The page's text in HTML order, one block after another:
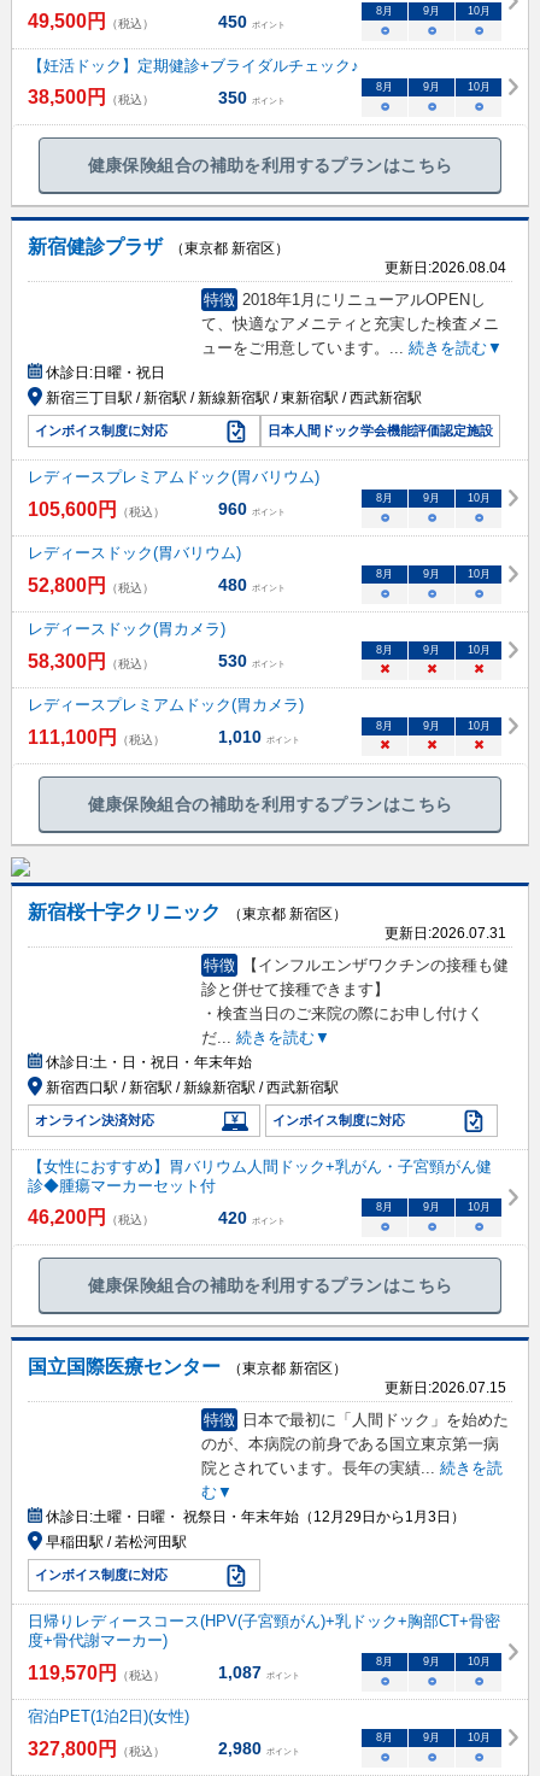
49,500円 （税込） 450 ポイント
8 月 9 月 10月
○ ○ ○
【妊活ドック】定期健診+ブライダルチェック♪
38,500円 （税込） 350 ポイント
8 月 9 月 10月
○ ○ ○
健康保険組合の補助を利用するプランはこちら
新宿健診プラザ
（東京都 新宿区）
更新日:2026.08.04
特徴 2018年1月にリニューアルOPENし
て、快適なアメニティと充実した検査メニ
ューをご用意しています。 ... 続きを読む▼
休診日:日曜・祝日
新宿三丁目駅 / 新宿駅 / 新線新宿駅 / 東新宿駅 / 西武新宿駅
インボイス制度に対応 日本人間ドック学会機能評価認定施設
レディースプレミアムドック(胃バリウム)
105,600円 （税込） 960 ポイント
8月 9月 10月
○ ○ ○
レディースドック(胃バリウム)
52,800円 （税込） 480 ポイント
8月 9月 10月
○ ○ ○
レディースドック(胃カメラ)
58,300円 （税込） 530 ポイント
8月 9月 10月
× × ×
レディースプレミアムドック(胃カメラ)
111,100円 （税込） 1,010 ポイント
8月 9月 10月
× × ×
健康保険組合の補助を利用するプランはこちら
新宿桜十字クリニック
（東京都 新宿区）
更新日:2026.07.31
特徴
【インフルエンザワクチンの接種も健
診と併せて接種できます】
・検査当日のご来院の際にお申し付けく
だ... 続きを読む▼
休診日:土・日・祝日・年末年始
新宿西口駅 / 新宿駅 / 新線新宿駅 / 西武新宿駅
オンライン決済対応 インボイス制度に対応
【女性におすすめ】胃バリウム人間ドック+乳がん・子宮頸がん健
診◆腫瘍マーカーセット付
46,200円 （税込） 420 ポイント
8 月 9 月 10月
○ ○ ○
健康保険組合の補助を利用するプランはこちら
国立国際医療センター
（東京都 新宿区）
更新日:2026.07.15
特徴
日本で最初に「人間ドック」を始めた
のが、本病院の前身である国立東京第一病
院とされています。長年の実績... 続きを読
む▼
休診日:土曜・日曜・ 祝祭日・年末年始（12月29日から1月3日）
早稲田駅 / 若松河田駅
インボイス制度に対応
日帰りレディースコース(HPV(子宮頸がん)+乳ドック+胸部CT+骨密
度+骨代謝マーカー)
119,570円 （税込） 1,087 ポイント
8月 9月 10月
○ ○ ○
宿泊PET(1泊2日)(女性)
327,800円 （税込） 2,980 ポイント
8月 9月 10月
○ ○ ○